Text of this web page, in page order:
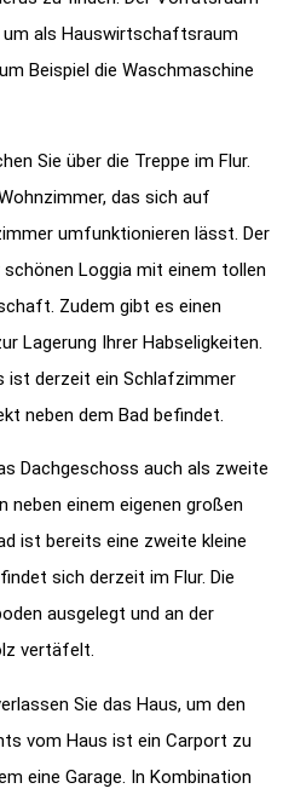
als Hauswirtschaftsraum
Beispiel die Waschmaschine
Sie über die Treppe im Flur.
das sich auf
umfunktionieren lässt. Der
Loggia mit einem tollen
Zudem gibt es einen
Lagerung Ihrer Habseligkeiten.
ist derzeit ein Schlafzimmer
neben dem Bad befindet.
Dachgeschoss auch als zweite
neben einem eigenen großen
ist bereits eine zweite kleine
sich derzeit im Flur. Die
ausgelegt und an der
vertäfelt.
Sie das Haus, um den
vom Haus ist ein Carport zu
eine Garage. In Kombination